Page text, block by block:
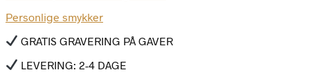
Personlige smykker
GRATIS GRAVERING PÅ GAVER
LEVERING: 2-4 DAGE